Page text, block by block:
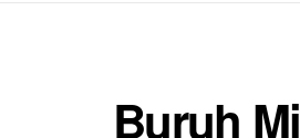
Buruh